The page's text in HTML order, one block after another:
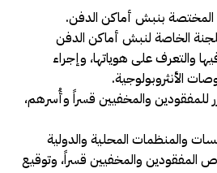
الخاصة لنبش أماكن الدفن
والتعرف على هوياتها، وإجراء
الأنثروبولوجية.
للمفقودين والمخفيين قسراً وأُسرهم،
والمنظمات المحلية والدولية
المفقودين والمخفيين قسراً، وتوقيع